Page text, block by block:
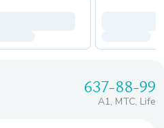
637-88-99
A1, МТС, Life